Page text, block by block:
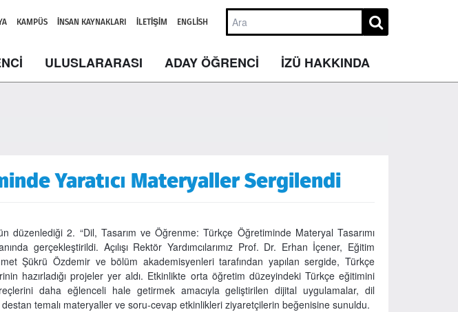
KAMPÜS İNSAN KAYNAKLARI İLETIŞIM ENGLISH
ULUSLARARASI ADAY ÖĞRENCİ İZÜ HAKKINDA
Yaratıcı Materyaller Sergilendi
düzenlediği 2. “Dil, Tasarım ve Öğrenme: Türkçe Öğretiminde Materyal Tasarımı
gerçekleştirildi. Açılışı Rektör Yardımcılarımız Prof. Dr. Erhan İçener, Eğitim
Şükrü Özdemir ve bölüm akademisyenleri tarafından yapılan sergide, Türkçe
hazırladığı projeler yer aldı. Etkinlikte orta öğretim düzeyindeki Türkçe eğitimini
daha eğlenceli hale getirmek amacıyla geliştirilen dijital uygulamalar, dil
temalı materyaller ve soru-cevap etkinlikleri ziyaretçilerin beğenisine sunuldu.